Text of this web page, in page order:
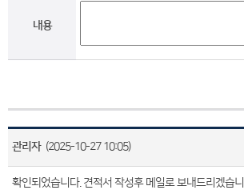
내용
관리자(2025-10-27 10:05)
확인되었습니다. 견적서 작성후 메일로 보내드리겠습